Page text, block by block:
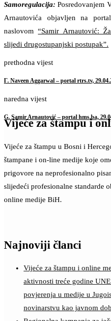
Samoregulacija: Posredovanjem
Arnautovića objavljen na
naslovom“Samir Arnautović:
slijedi drugostupanjski postupak”.
prethodna vijest
Г. Naveen Aggarwal – portal rtrs.tv,
naredna vijest
G. Samir Arnautović – portal hms.ba,
Vijeće za štampu i
Vijeće za štampu u Bosni i
štampane i on-line medije koje
prigovore na neprofesionalno
slijedeći profesionalne standarde
online medije BiH.
Najnoviji članci
Vijeće za štampu i online
aktivnosti treće godine
povjerenja u medije u
novinarstvu kao javnom